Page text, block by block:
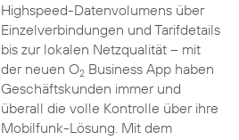
Highspeed-Datenvolumens über
Einzelverbindungen und Tarifdetails
bis zur lokalen Netzqualität – mit
der neuen O2Business App haben
Geschäftskunden immer und
überall die volle Kontrolle über ihre
Mobilfunk-Lösung. Mit dem